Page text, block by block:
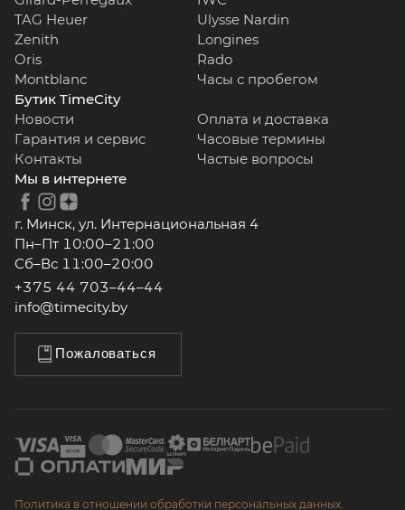
TAG Heuer
Ulysse Nardin
Zenith
Longines
Oris
Rado
Montblanc
Часы с пробегом
Бутик TimeCity
Новости
Оплата и доставка
Гарантия и сервис
Часовые термины
Контакты
Частые вопросы
Мы в интернете
г. Минск, ул. Интернациональная 4
Пн–Пт 10:00–21:00
Сб–Вс 11:00–20:00
+375 44 703–44–44
info@timecity.by
Пожаловаться
Политика в отношении обработки персональных данных.